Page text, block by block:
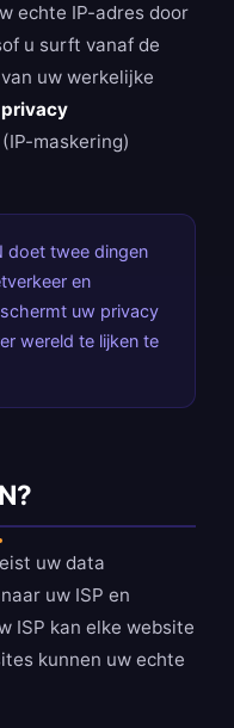
echte IP-adres door
u surft vanaf de
uw werkelijke
privacy
(IP-maskering)
doet twee dingen
en
uw privacy
wereld te lijken te
uw data
uw ISP en
ISP kan elke website
kunnen uw echte